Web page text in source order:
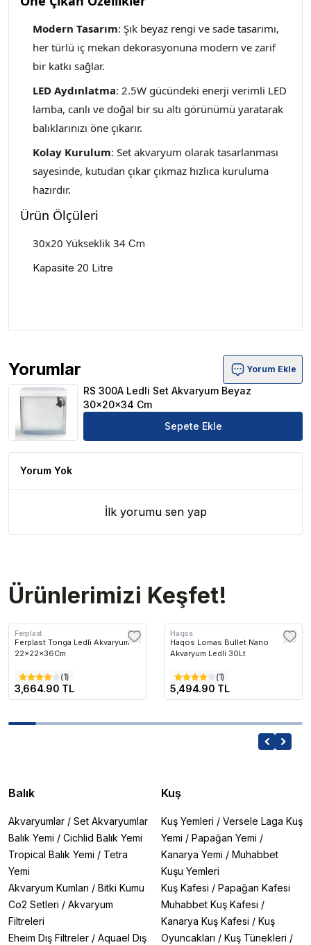
Modern Tasarım: Şık beyaz rengi ve sade tasarımı,
her türlü iç mekan dekorasyonuna modern ve zarif
bir katkı sağlar.
LED Aydınlatma: 2.5W gücündeki enerji verimli LED
lamba, canlı ve doğal bir su altı görünümü yaratarak
balıklarınızı öne çıkarır.
Kolay Kurulum: Set akvaryum olarak tasarlanması
sayesinde, kutudan çıkar çıkmaz hızlıca kuruluma
hazırdır.
Ürün Ölçüleri
30x20 Yükseklik 34 Cm
Kapasite 20 Litre
Yorumlar
RS 300A Ledli Set Akvaryum Beyaz 30x20x34 Cm Ürün
Yorum Ekle
RS 300A Ledli Set Akvaryum Beyaz
30x20x34 Cm
Sepete Ekle
Yorum Yok
İlk yorumu sen yap
Ürünlerimizi Keşfet!
Ferplast
Ferplast Tonga Ledli Akvaryum
22x22x36Cm
(1)
3,664.90 TL
Haqos
Haqos Lomas Bullet Nano
Akvaryum Ledli 30Lt
(1)
5,494.90 TL
Balık
Akvaryumlar / Set Akvaryumlar
Balık Yemi / Cichlid Balık Yemi
Tropical Balık Yemi / Tetra
Yemi
Akvaryum Kumları / Bitki Kumu
Co2 Setleri / Akvaryum
Filtreleri
Eheim Dış Filtreler / Aquael Dış
Kuş
Kuş Yemleri / Versele Laga Kuş
Yemi / Papağan Yemi /
Kanarya Yemi / Muhabbet
Kuşu Yemleri
Kuş Kafesi / Papağan Kafesi
Muhabbet Kuş Kafesi /
Kanarya Kuş Kafesi / Kuş
Oyuncakları / Kuş Tünekleri /